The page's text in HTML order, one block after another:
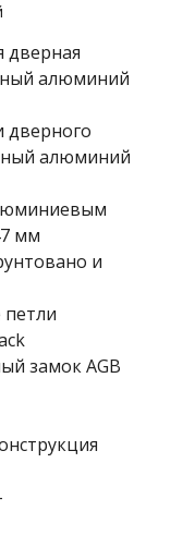
дверная
алюминий
алюминий
мм
и
замок AGB